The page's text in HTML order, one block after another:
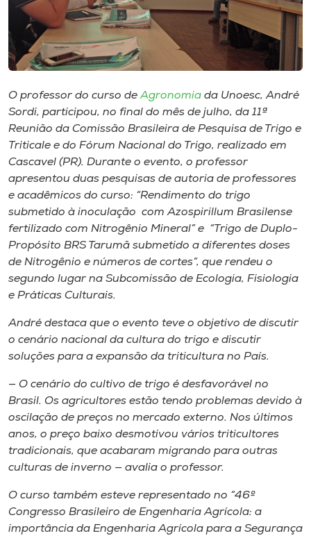
Museu
Unoesc
Selecione
A+
A-
O professor do curso deAgronomia da Unoesc, André
Sordi, participou, no final do mês de julho, da 11ª
Reunião da Comissão Brasileira de Pesquisa de Trigo e
Triticale e do Fórum Nacional do Trigo, realizado em
Cascavel (PR). Durante o evento, o professor
apresentou duas pesquisas de autoria de professores
e acadêmicos do curso: “Rendimento do trigo
submetido à inoculação comAzospirillum Brasilense
fertilizado com Nitrogênio Mineral” e “Trigo de Duplo-
Propósito BRS Tarumã submetido a diferentes doses
de Nitrogênio e números de cortes”, que rendeu o
segundo lugar na Subcomissão de Ecologia, Fisiologia
e Práticas Culturais.
André destaca que o evento teve o objetivo de discutir
o cenário nacional da cultura do trigo e discutir
soluções para a expansão da triticultura no País.
— O cenário do cultivo de trigo é desfavorável no
Brasil. Os agricultores estão tendo problemas devido à
oscilação de preços no mercado externo. Nos últimos
anos, o preço baixo desmotivou vários triticultores
tradicionais, que acabaram migrando para outras
culturas de inverno — avalia o professor.
O curso também esteve representado no “46º
Congresso Brasileiro de Engenharia Agrícola: a
importância da Engenharia Agrícola para a Segurança